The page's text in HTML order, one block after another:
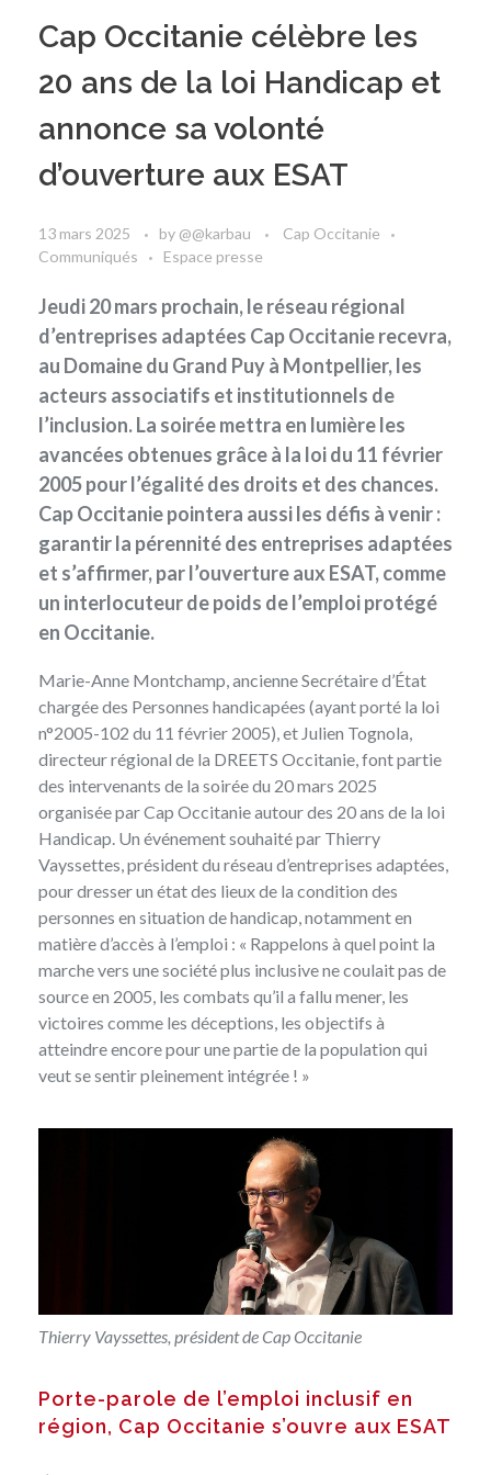
Cap Occitanie célèbre les
20 ans de la loi Handicap et
annonce sa volonté
d’ouverture aux ESAT
13 mars 2025 by @@karbau
Cap Occitanie
Communiqués
Espace presse
Jeudi 20 mars prochain, le réseau régional
d’entreprises adaptées Cap Occitanie recevra,
au Domaine du Grand Puy à Montpellier, les
acteurs associatifs et institutionnels de
l’inclusion. La soirée mettra en lumière les
avancées obtenues grâce à la loi du 11 février
2005 pour l’égalité des droits et des chances.
Cap Occitanie pointera aussi les défis à venir :
garantir la pérennité des entreprises adaptées
et s’affirmer, par l’ouverture aux ESAT, comme
un interlocuteur de poids de l’emploi protégé
en Occitanie.
Marie-Anne Montchamp, ancienne Secrétaire d’État
chargée des Personnes handicapées (ayant porté la loi
n°2005-102 du 11 février 2005), et Julien Tognola,
directeur régional de la DREETS Occitanie, font partie
des intervenants de la soirée du 20 mars 2025
organisée par Cap Occitanie autour des 20 ans de la loi
Handicap. Un événement souhaité par Thierry
Vayssettes, président du réseau d’entreprises adaptées,
pour dresser un état des lieux de la condition des
personnes en situation de handicap, notamment en
matière d’accès à l’emploi : « Rappelons à quel point la
marche vers une société plus inclusive ne coulait pas de
source en 2005, les combats qu’il a fallu mener, les
victoires comme les déceptions, les objectifs à
atteindre encore pour une partie de la population qui
veut se sentir pleinement intégrée ! »
Thierry Vayssettes, président de Cap Occitanie
Porte-parole de l’emploi inclusif en
région, Cap Occitanie s’ouvre aux ESAT